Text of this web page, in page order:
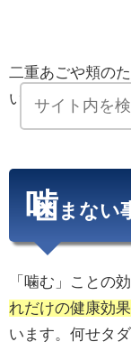
二重あごや頬の
い方は噛むこと
噛まない
「噛む」ことの
れだけの健康効
います。何せタ